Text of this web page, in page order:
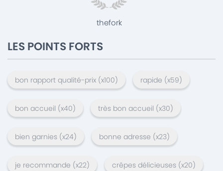
thefork
LES POINTS FORTS
bon rapport qualité-prix (x100) rapide (x59)
bon accueil (x40) très bon accueil (x30)
bien garnies (x24) bonne adresse (x23)
je recommande (x22) crêpes délicieuses (x20)